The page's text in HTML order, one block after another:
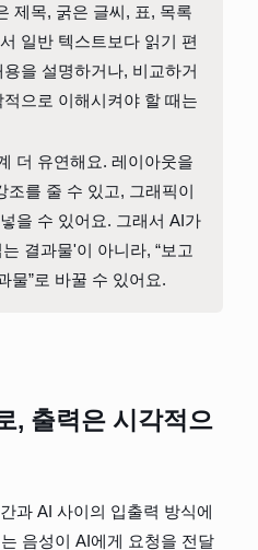
제목, 굵은 글씨, 표, 목록
일반 텍스트보다 읽기 편
을 설명하거나, 비교하거
으로 이해시켜야 할 때는
더 유연해요. 레이아웃을
조를 줄 수 있고, 그래픽이
을 수 있어요. 그래서 AI가
결과물'이 아니라, “보고
물”로 바꿀 수 있어요.
, 출력은 시각적으
과 AI 사이의 입출력 방식에
음성이 AI에게 요청을 전달